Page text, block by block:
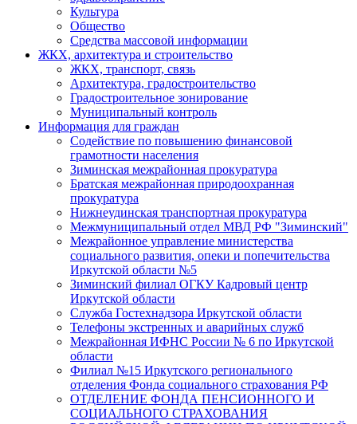
Культура
Общество
Средства массовой информации
ЖКХ, архитектура и строительство
ЖКХ, транспорт, связь
Архитектура, градостроительство
Градостроительное зонирование
Муниципальный контроль
Информация для граждан
Содействие по повышению финансовой
грамотности населения
Зиминская межрайонная прокуратура
Братская межрайонная природоохранная
прокуратура
Нижнеудинская транспортная прокуратура
Межмуниципальный отдел МВД РФ "Зиминский"
Межрайонное управление министерства
социального развития, опеки и попечительства
Иркутской области №5
Зиминский филиал ОГКУ Кадровый центр
Иркутской области
Служба Гостехнадзора Иркутской области
Телефоны экстренных и аварийных служб
Межрайонная ИФНС России № 6 по Иркутской
области
Филиал №15 Иркутского регионального
отделения Фонда социального страхования РФ
ОТДЕЛЕНИЕ ФОНДА ПЕНСИОННОГО И
СОЦИАЛЬНОГО СТРАХОВАНИЯ